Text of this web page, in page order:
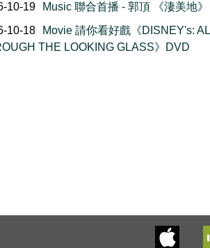
10-19
Music 聯合首播 - 郭頂 《淒美地》
10-18
Movie 請你看好戲《DISNEY's:
THE LOOKING GLASS》DVD